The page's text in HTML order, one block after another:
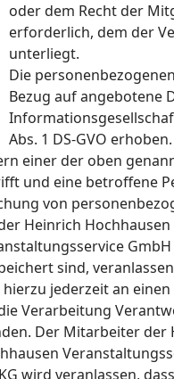
oder dem Recht der
erforderlich, dem der
unterliegt.
Die
Bezug auf angebotene
Abs. 1 DS-GVO erhoben.
einer der oben
und eine betroffene
von
Heinrich Hochhausen
GmbH
sind,
hierzu jederzeit an
Verarbeitung
Der Mitarbeiter der
wird veranlassen,